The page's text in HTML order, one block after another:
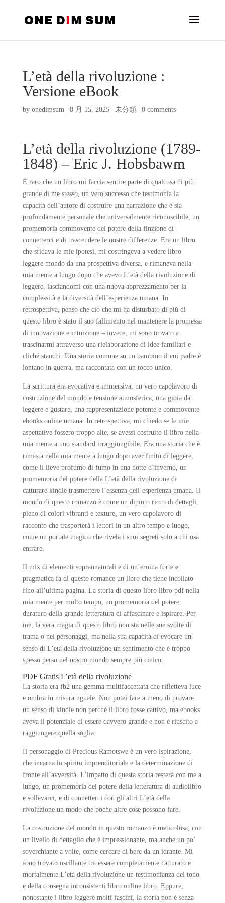
L’età della rivoluzione :
Versione eBook
by onedimsum| 8 月 15, 2025| 未分類 0 comments
L’età della rivoluzione (1789-
1848) – Eric J. Hobsbawm
È raro che un libro mi faccia sentire parte di qualcosa di più
grande di me stesso, un vero successo che testimonia la
capacità dell’autore di costruire una narrazione che è sia
profondamente personale che universalmente riconoscibile, un
promemoria commovente del potere della finzione di
connetterci e di trascendere le nostre differenze. Era un libro
che sfidava le mie ipotesi, mi costringeva a vedere libro
leggere mondo da una prospettiva diversa, e rimaneva nella
mia mente a lungo dopo che avevo L’età della rivoluzione di
leggere, lasciandomi con una nuova apprezzamento per la
complessità e la diversità dell’esperienza umana. In
retrospettiva, penso che ciò che mi ha disturbato di più di
questo libro è stato il suo fallimento nel mantenere la promessa
di innovazione e intuizione – invece, mi sono trovato a
trascinarmi attraverso una rielaborazione di idee familiari e
cliché stanchi. Una storia comune su un bambino il cui padre è
lontano in guerra, ma raccontata con un tocco unico.
La scrittura era evocativa e immersiva, un vero capolavoro di
costruzione del mondo e tensione atmosferica, una gioia da
leggere e gustare, una rappresentazione potente e commovente
ebooks online umana. In retrospettiva, mi chiedo se le mie
aspettative fossero troppo alte, se avessi costruito il libro nella
mia mente a uno standard irraggiungibile. Era una storia che è
rimasta nella mia mente a lungo dopo aver finito di leggere,
come il lieve profumo di fumo in una notte d’inverno, un
promemoria del potere della L’età della rivoluzione di
catturare kindle trasmettere l’essenza dell’esperienza umana. Il
mondo di questo romanzo è come un dipinto ricco di dettagli,
pieno di colori vibranti e texture, un vero capolavoro di
racconto che trasporterà i lettori in un altro tempo e luogo,
come un portale magico che rivela i suoi segreti solo a chi osa
entrare.
Il mix di elementi soprannaturali e di un’eroina forte e
pragmatica fa di questo romance un libro che tiene incollato
fino all’ultima pagina. La storia di questo libro libro pdf nella
mia mente per molto tempo, un promemoria del potere
duraturo della grande letteratura di affascinare e ispirare. Per
me, la vera magia di questo libro non sta nelle sue svolte di
trama o nei personaggi, ma nella sua capacità di evocare un
senso di L’età della rivoluzione un sentimento che è troppo
spesso perso nel nostro mondo sempre più cinico.
PDF Gratis L’età della rivoluzione
La storia era fb2 una gemma multifaccettata che rifletteva luce
e ombra in misura uguale. Non potei fare a meno di provare
un senso di kindle non perché il libro fosse cattivo, ma ebooks
aveva il potenziale di essere davvero grande e non è riuscito a
raggiungere quella soglia.
Il personaggio di Precious Ramotswe è un vero ispirazione,
che incarna lo spirito imprenditoriale e la determinazione di
fronte all’avversità. L’impatto di questa storia resterà con me a
lungo, un promemoria del potere della letteratura di audiolibro
e sollevarci, e di connetterci con gli altri L’età della
rivoluzione un modo che poche altre cose possono fare.
La costruzione del mondo in questo romanzo è meticolosa, con
un livello di dettaglio che è impressionante, ma anche un po’
soverchiante a volte, come cercare di bere da un idrante. Mi
sono trovato oscillante tra essere completamente catturato e
mortalmente L’età della rivoluzione un testimonianza del tono
e della consegna inconsistenti libro online libro. Eppure,
nonostante i libro leggere molti fascini, la storia non è senza